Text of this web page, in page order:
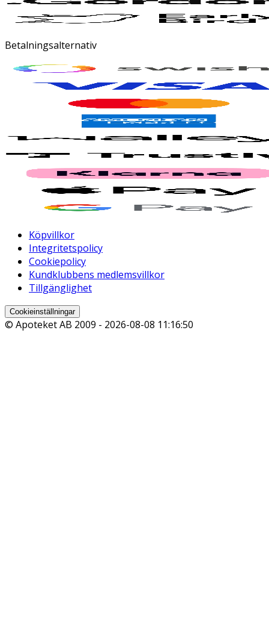
Betalningsalternativ
Köpvillkor
Integritetspolicy
Cookiepolicy
Kundklubbens medlemsvillkor
Tillgänglighet
Cookieinställningar
© Apoteket AB 2009 - 2026-08-08 11:16:50